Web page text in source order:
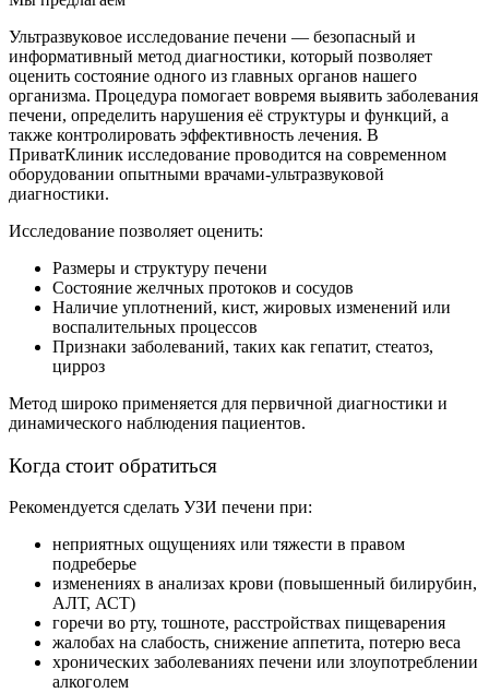
Ультразвуковое исследование печени — безопасный и
информативный метод диагностики, который позволяет
оценить состояние одного из главных органов нашего
организма. Процедура помогает вовремя выявить заболевания
печени, определить нарушения её структуры и функций, а
также контролировать эффективность лечения. В
ПриватКлиник исследование проводится на современном
оборудовании опытными врачами-ультразвуковой
диагностики.
Исследование позволяет оценить:
Размеры и структуру печени
Состояние желчных протоков и сосудов
Наличие уплотнений, кист, жировых изменений или
воспалительных процессов
Признаки заболеваний, таких как гепатит, стеатоз,
цирроз
Метод широко применяется для первичной диагностики и
динамического наблюдения пациентов.
Когда стоит обратиться
Рекомендуется сделать УЗИ печени при:
неприятных ощущениях или тяжести в правом
подреберье
изменениях в анализах крови (повышенный билирубин,
АЛТ, АСТ)
горечи во рту, тошноте, расстройствах пищеварения
жалобах на слабость, снижение аппетита, потерю веса
хронических заболеваниях печени или злоупотреблении
алкоголем